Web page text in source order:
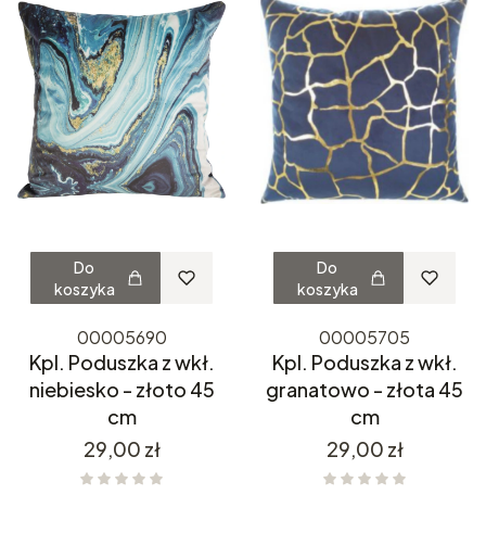
Do
koszyka
00005690
Kpl. Poduszka z wkł.
niebiesko - złoto 45
cm
Cena
29,00 zł
Do
koszyka
00005705
Kpl. Poduszka z wkł.
granatowo - złota 45
cm
Cena
29,00 zł